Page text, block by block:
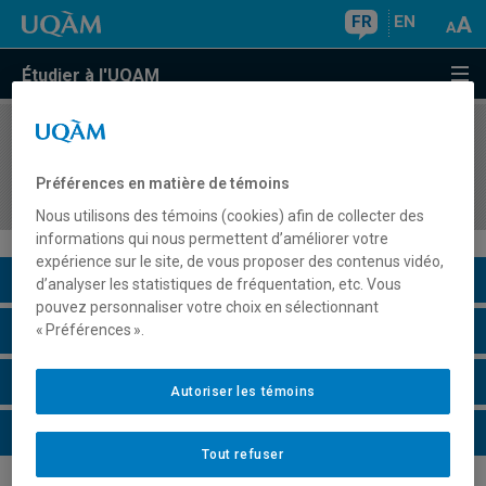
FR EN
Étudier à l'UQAM
COURS//
tourisme
Description du cours
Horaire - Été 2026
Horaire - Automne 2026
Horaire - Hiver 2027
Préférences en matière de témoins
Nous utilisons des témoins (cookies) afin de collecter des
informations qui nous permettent d’améliorer votre
expérience sur le site, de vous proposer des contenus vidéo,
d’analyser les statistiques de fréquentation, etc. Vous
pouvez personnaliser votre choix en sélectionnant
« Préférences ».
Tout refuser
Autoriser les témoins